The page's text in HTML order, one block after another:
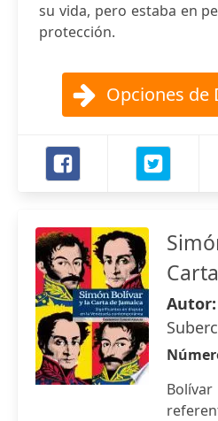
su vida, pero estaba en
protección.
Opciones de
Autor: